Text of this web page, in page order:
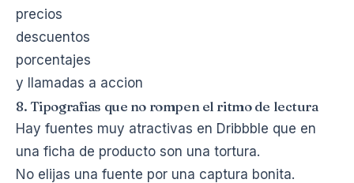
precios
descuentos
porcentajes
y llamadas a accion
8. Tipografias que no rompen el ritmo de lectura
Hay fuentes muy atractivas en Dribbble que en
una ficha de producto son una tortura.
No elijas una fuente por una captura bonita.